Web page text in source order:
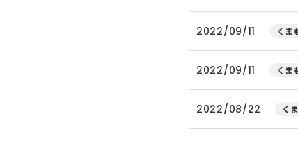
2022/09/11 くま
2022/09/11 くま
2022/08/22 く